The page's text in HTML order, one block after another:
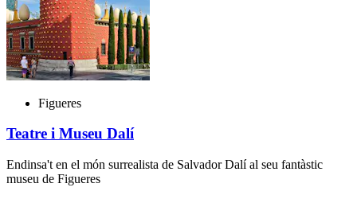
Figueres
Teatre i Museu Dalí
Endinsa't en el món surrealista de Salvador Dalí al seu fantàstic
museu de Figueres